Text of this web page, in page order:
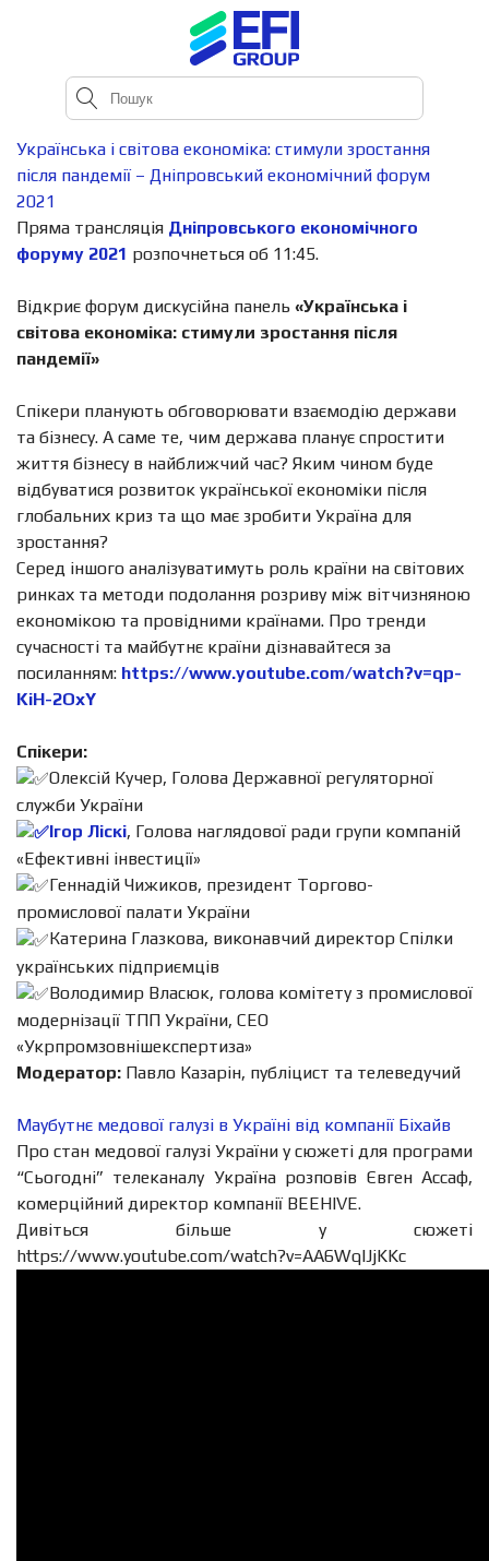
Українська і світова економіка: стимули зростання
після пандемії – Дніпровський економічний форум
2021
Пряма трансляція Дніпровського економічного
форуму 2021 розпочнеться об 11:45.
Відкриє форум дискусійна панель «Українська і
світова економіка: стимули зростання після
пандемії»
Спікери планують обговорювати взаємодію держави
та бізнесу. А саме те, чим держава планує спростити
життя бізнесу в найближчий час? Яким чином буде
відбуватися розвиток української економіки після
глобальних криз та що має зробити Україна для
зростання?
Серед іншого аналізуватимуть роль країни на світових
ринках та методи подолання розриву між вітчизняною
економікою та провідними країнами. Про тренди
сучасності та майбутнє країни дізнавайтеся за
посиланням: https://www.youtube.com/watch?v=qp-
KiH-2OxY
Спікери:
Олексій Кучер, Голова Державної регуляторної
служби України
Ігор Ліскі, Голова наглядової ради групи компаній
«Ефективні інвестиції»
Геннадій Чижиков, президент Торгово-
промислової палати України
Катерина Глазкова, виконавчий директор Спілки
українських підприємців
Володимир Власюк, голова комітету з промислової
модернізації ТПП України, СЕО
«Укрпромзовнішекспертиза»
Модератор: Павло Казарін, публіцист та телеведучий
Маубутнє медової галузі в Україні від компанії Біхайв
Про стан медової галузі України у сюжеті для програми
“Сьогодні” телеканалу Україна розповів Євген Ассаф,
комерційний директор компанії BEEHIVE.
Дивіться більше у сюжеті
https://www.youtube.com/watch?v=AA6WqlJjKKc